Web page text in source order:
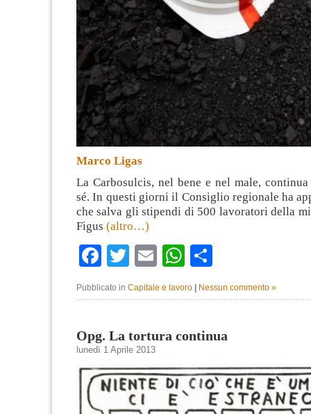
Marco Ligas
La Carbosulcis, nel bene e nel male,
sé. In questi giorni il Consiglio regionale ha
che salva gli stipendi di 500 lavoratori della
Figus (altro…)
Facebook
TwitterEmailWhatsApp
Pubblicato in Capitale e lavoro Nessun commento »
Opg. La tortura continua
lunedì 1 Aprile 2013